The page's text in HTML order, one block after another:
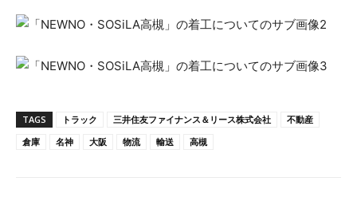
TAGS トラック 三井住友ファイナンス＆リース株式会社
不動産
倉庫
名神 大阪 物流 輸送 高槻